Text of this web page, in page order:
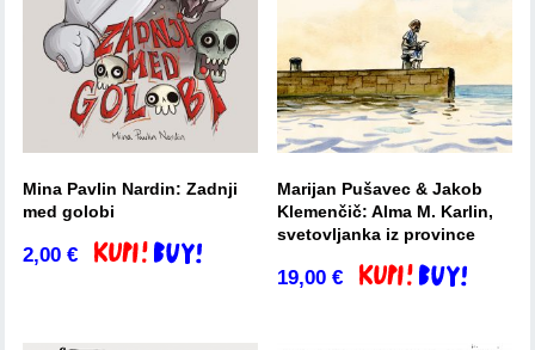
Mina Pavlin Nardin: Zadnji
med golobi
2,00€ Dodaj v košarico
Marijan Pušavec & Jakob
Klemenčič: Alma M. Karlin,
svetovljanka iz province
19,00€ Dodaj v košarico